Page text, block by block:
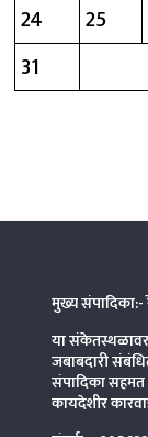
24
25
31
मुख्य
या
जबाबदारी
संपादिकासहमत
कायदेशीर